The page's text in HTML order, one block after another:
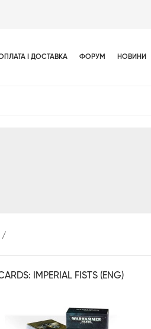
І ДОСТАВКА ФОРУМ НОВИНИ
IMPERIAL FISTS (ENG)